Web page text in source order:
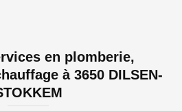
en plomberie,
à 3650 DILSEN-